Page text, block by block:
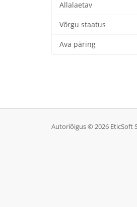
Allalaetav
Võrgu staatus
Ava päring
Autoriõigus © 2026 EticSoft